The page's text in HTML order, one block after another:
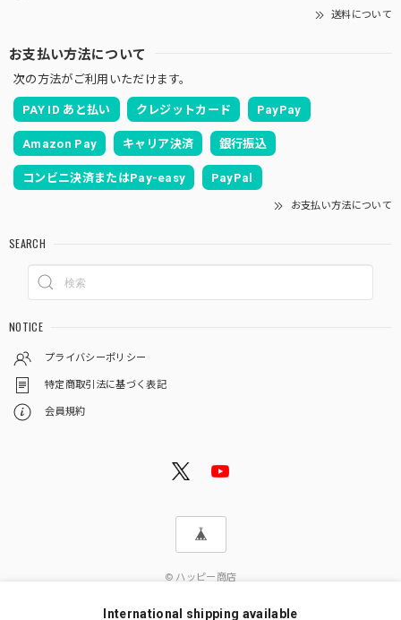
送料について
お支払い方法について
次の方法がご利用いただけます。
PAY ID あと払い クレジットカード PayPay
Amazon Pay キャリア決済 銀行振込
コンビニ決済またはPay-easy PayPal
お支払い方法について
SEARCH
NOTICE
プライバシーポリシー
特定商取引法に基づく表記
会員規約
© ハッピー商店
International shipping available